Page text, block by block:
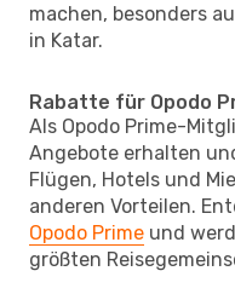
machen, besonders
in Katar.
Rabatte für Opodo
Als Opodo Prime-
Angebote erhalten
Flügen, Hotels und
anderen Vorteilen.
Opodo Prime und
größten